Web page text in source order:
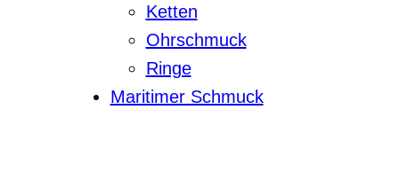
Ketten
Ohrschmuck
Ringe
Maritimer Schmuck